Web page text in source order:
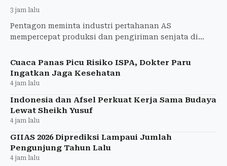
3 jam lalu
Pentagon meminta industri pertahanan AS
mempercepat produksi dan pengiriman senjata di
pasokannya terbatas.
Cuaca Panas Picu Risiko ISPA, Dokter Paru
Ingatkan Jaga Kesehatan
4 jam lalu
Indonesia dan Afsel Perkuat Kerja Sama Budaya
Lewat Sheikh Yusuf
4 jam lalu
GIIAS 2026 Diprediksi Lampaui Jumlah
Pengunjung Tahun Lalu
4 jam lalu